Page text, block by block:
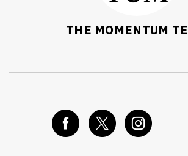
THE MOMENTUM